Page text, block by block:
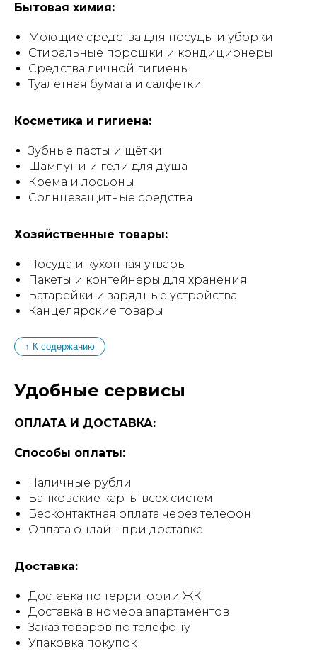
Бытовая химия:
Моющие средства для посуды и уборки
Стиральные порошки и кондиционеры
Средства личной гигиены
Туалетная бумага и салфетки
Косметика и гигиена:
Зубные пасты и щётки
Шампуни и гели для душа
Крема и лосьоны
Солнцезащитные средства
Хозяйственные товары:
Посуда и кухонная утварь
Пакеты и контейнеры для хранения
Батарейки и зарядные устройства
Канцелярские товары
↑ К содержанию
Удобные сервисы
ОПЛАТА И ДОСТАВКА:
Способы оплаты:
Наличные рубли
Банковские карты всех систем
Бесконтактная оплата через телефон
Оплата онлайн при доставке
Доставка:
Доставка по территории ЖК
Доставка в номера апартаментов
Заказ товаров по телефону
Упаковка покупок